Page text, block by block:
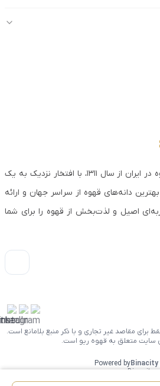
ریو، نخستین تولیدکننده قهوه در ایران از سال ۱۳۱۱، با افتخار نزدیک به یک
دانه‌های قهوه از سراسر جهان و ارائه
اصیل و لذت‌بخش از قهوه را برای شما
برای مقاصد غیر تجاری و با ذکر منبع بلامانع است.
سایت متعلق به قهوه ریو است.
Powered byBinacity